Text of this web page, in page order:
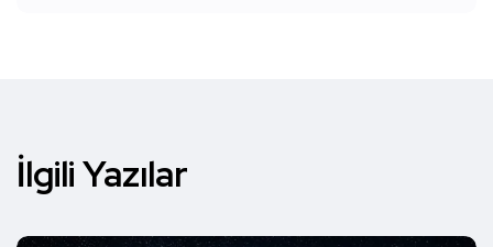
İlgili Yazılar